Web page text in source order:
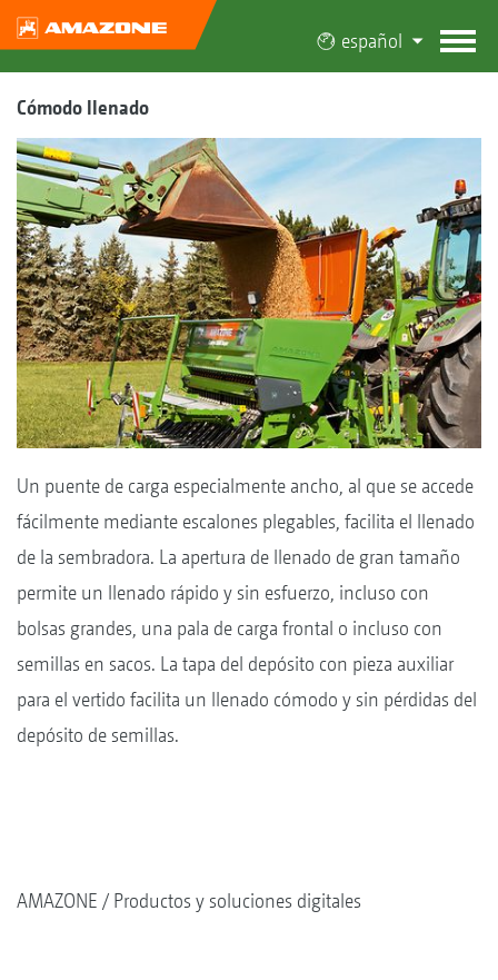
español
Cómodo llenado
Un puente de carga especialmente ancho, al que se accede
fácilmente mediante escalones plegables, facilita el llenado
de la sembradora. La apertura de llenado de gran tamaño
permite un llenado rápido y sin esfuerzo, incluso con
bolsas grandes, una pala de carga frontal o incluso con
semillas en sacos. La tapa del depósito con pieza auxiliar
para el vertido facilita un llenado cómodo y sin pérdidas del
depósito de semillas.
AMAZONE Productos y soluciones digitales